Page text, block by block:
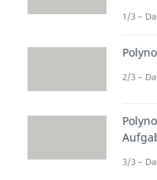
1/3 –
2/3 –
3/3 –